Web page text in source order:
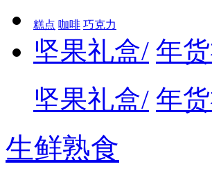
糕点 咖啡 巧克力
坚果礼盒/ 年
坚果礼盒/ 年
生鲜熟食